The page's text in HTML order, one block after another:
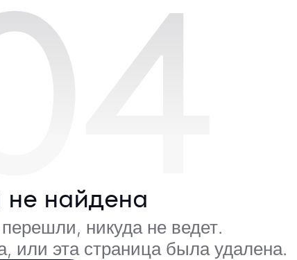
найдена
никуда не ведет.
или эта страница была удалена.